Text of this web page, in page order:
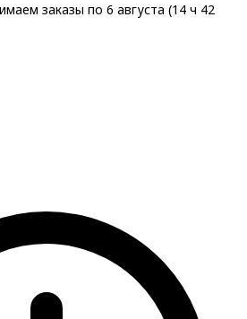
заказы по 6 августа (14 ч 42